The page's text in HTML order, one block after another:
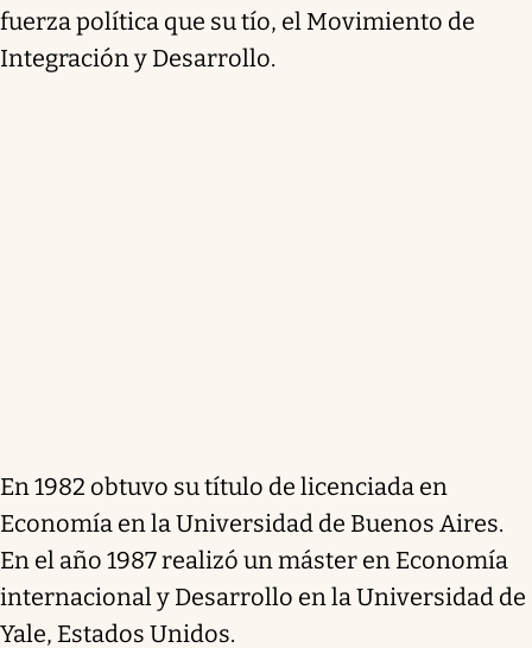
fuerza política que su tío, el Movimiento de
Integración y Desarrollo.
En 1982 obtuvo su título de licenciada en
Economía en la Universidad de Buenos Aires.
En el año 1987 realizó un máster en Economía
internacional y Desarrollo en la Universidad de
Yale, Estados Unidos.